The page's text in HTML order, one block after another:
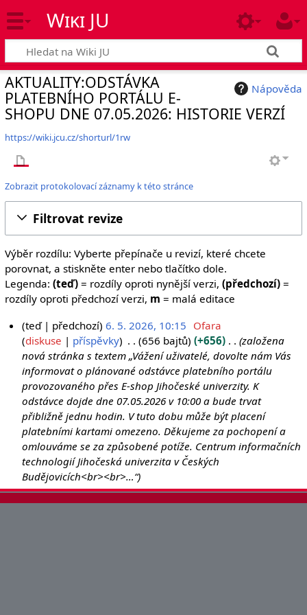
Wiki JU
Nápověda
AKTUALITY:ODSTÁVKA
PLATEBNÍHO PORTÁLU E-
SHOPU DNE 07.05.2026: HISTORIE VERZÍ
https://wiki.jcu.cz/shorturl/1rw
Zobrazit protokolovací záznamy k této stránce
Filtrovat revize
Výběr rozdílu: Vyberte přepínače u revizí, které chcete
porovnat, a stiskněte enter nebo tlačítko dole.
Legenda: (teď)= rozdíly oproti nynější verzi, (předchozí)=
rozdíly oproti předchozí verzi, m = malá editace
teď předchozí 6. 5. 2026, 10:15 Ofara
diskuse
příspěvky 656 bajtů +656
založena
nová stránka s textem „Vážení uživatelé, dovolte nám Vás
informovat o plánované odstávce platebního portálu
provozovaného přes E-shop Jihočeské univerzity. K
odstávce dojde dne 07.05.2026 v 10:00 a bude trvat
přibližně jednu hodin. V tuto dobu může být placení
platebními kartami omezeno. Děkujeme za pochopení a
omlouváme se za způsobené potíže. Centrum informačních
technologií Jihočeská univerzita v Českých
Budějovicích<br><br>…“